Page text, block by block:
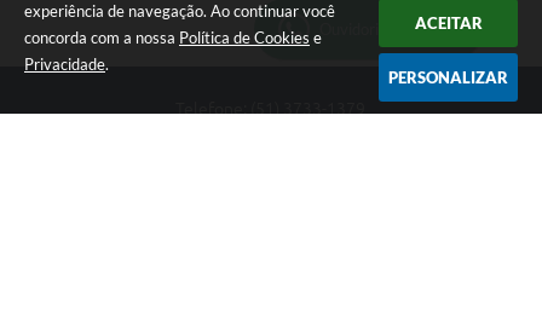
experiência de navegação. Ao continuar você
concorda com a nossa Política de Cookies e
Privacidade.
ACEITAR
PERSONALIZAR
Ouvidoria Municipal